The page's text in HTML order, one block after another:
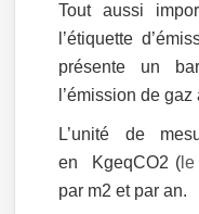
Tout aussi
l’étiquette
présente un
l’émission de
L’unité de
en KgeqCO2 (
par m2 et par an.